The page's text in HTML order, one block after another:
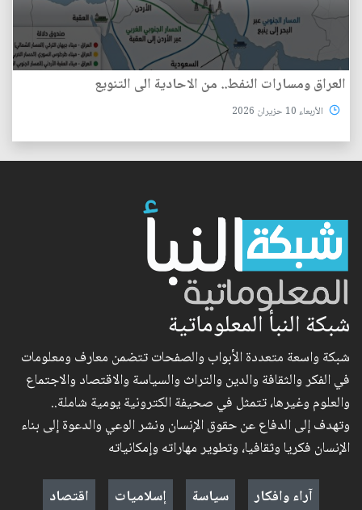
العراق ومسارات النفط.. من الاحادية الى التنويع
الأربعاء 10 حزيران 2026
شبكة النبأ المعلوماتية
شبكة واسعة متعددة الأبواب والصفحات تتضمن معارف ومعلومات
في الفكر والثقافة والدين والتراث والسياسة والاقتصاد والاجتماع
والعلوم وغيرها، تتمثل في صحيفة الكترونية يومية شاملة..
وتهدف إلى الدفاع عن حقوق الإنسان ونشر الوعي والدعوة إلى بناء
الإنسان فكريا وثقافيا، وتطوير مهاراته وإمكانياته
آراء وافكار
سياسة إسلاميات اقتصاد